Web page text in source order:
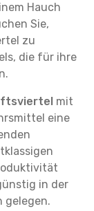
Hauch
Sie,
zu
die für ihre
mit
eine
in der
gelegen.